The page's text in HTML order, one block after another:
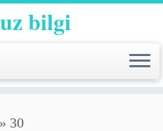
bilgi
» 30